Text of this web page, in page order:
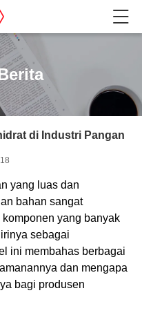
di Industri Pangan
yang luas dan
bahan sangat
komponen yang banyak
sebagai
ini membahas berbagai
dan mengapa
bagi produsen